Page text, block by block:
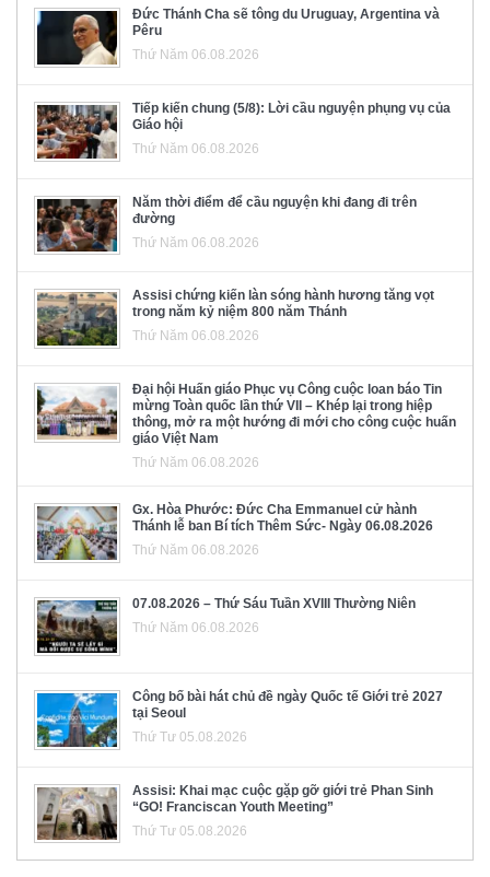
Đức Thánh Cha sẽ tông du Uruguay, Argentina và
Pêru
Thứ Năm 06.08.2026
Tiếp kiến chung (5/8): Lời cầu nguyện phụng vụ của
Giáo hội
Thứ Năm 06.08.2026
Năm thời điểm để cầu nguyện khi đang đi trên
đường
Thứ Năm 06.08.2026
Assisi chứng kiến làn sóng hành hương tăng vọt
trong năm kỷ niệm 800 năm Thánh
Thứ Năm 06.08.2026
Đại hội Huấn giáo Phục vụ Công cuộc loan báo Tin
mừng Toàn quốc lần thứ VII – Khép lại trong hiệp
thông, mở ra một hướng đi mới cho công cuộc huấn
giáo Việt Nam
Thứ Năm 06.08.2026
Gx. Hòa Phước: Đức Cha Emmanuel cử hành
Thánh lễ ban Bí tích Thêm Sức- Ngày 06.08.2026
Thứ Năm 06.08.2026
07.08.2026 – Thứ Sáu Tuần XVIII Thường Niên
Thứ Năm 06.08.2026
Công bố bài hát chủ đề ngày Quốc tế Giới trẻ 2027
tại Seoul
Thứ Tư 05.08.2026
Assisi: Khai mạc cuộc gặp gỡ giới trẻ Phan Sinh
“GO! Franciscan Youth Meeting”
Thứ Tư 05.08.2026